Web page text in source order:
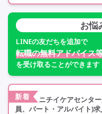
お悩
LINEの友だちを追加で
転職の無料アドバイス
を受け取ることができます
新着
ニチイケアセンタ
員、パート・アルバイト)